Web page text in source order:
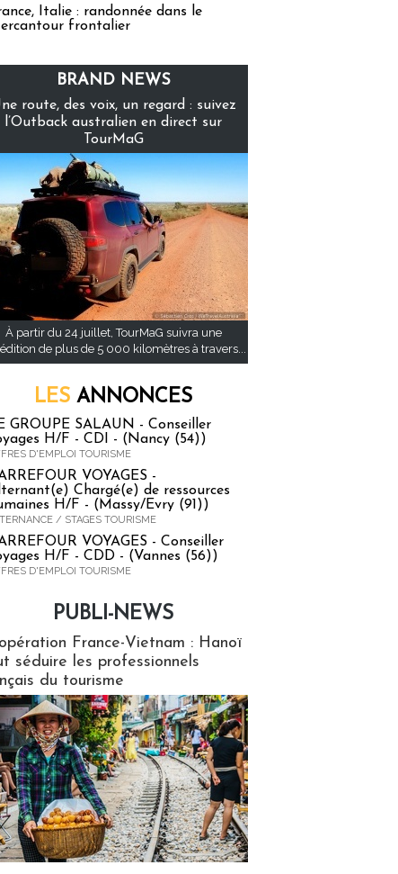
Italie : randonnée dans le
frontalier
BRAND NEWS
route, des voix, un regard : suivez
l’Outback australien en direct sur
TourMaG
À partir du 24 juillet, TourMaG suivra une
de plus de 5 000 kilomètres à travers...
LES ANNONCES
GROUPE SALAUN - Conseiller
H/F - CDI - (Nancy (54))
D'EMPLOI TOURISME
VOYAGES -
Chargé(e) de ressources
H/F - (Massy/Evry (91))
/ STAGES TOURISME
VOYAGES - Conseiller
H/F - CDD - (Vannes (56))
D'EMPLOI TOURISME
PUBLI-NEWS
France-Vietnam : Hanoï
séduire les professionnels
du tourisme